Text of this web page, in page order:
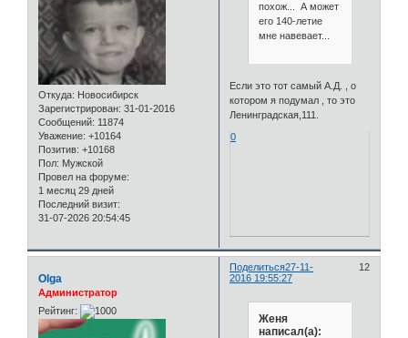
Откуда: Новосибирск
Зарегистрирован: 31-01-2016
Сообщений: 11874
Уважение: +10164
Позитив: +10168
Пол: Мужской
Провел на форуме:
1 месяц 29 дней
Последний визит:
31-07-2026 20:54:45
похож... А может
его 140-летие
мне навевает...
Если это тот самый А.Д. , о
котором я подумал , то это
Ленинградская,111.
0
Поделиться 12
27-11-
2016 19:55:27
Olga
Администратор
Рейтинг:
Женя
написал(а):